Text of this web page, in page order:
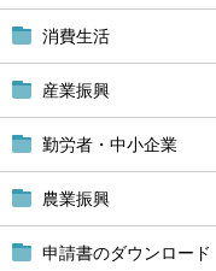
消費生活
産業振興
勤労者・中小企業
農業振興
申請書のダウンロード